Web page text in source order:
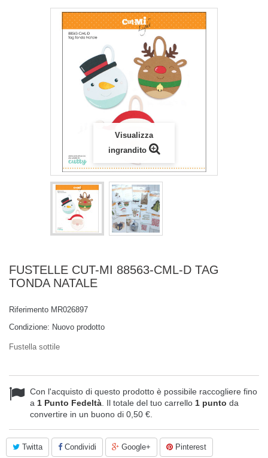
Visualizza
ingrandito
FUSTELLE CUT-MI 88563-CML-D TAG
TONDA NATALE
Riferimento MR026897
Condizione: Nuovo prodotto
Fustella sottile
Con l'acquisto di questo prodotto è possibile raccogliere fino
a 1 Punto Fedeltà . Il totale del tuo carrello 1 punto da
convertire in un buono di 0,50 €
Twitta Condividi Google+ Pinterest